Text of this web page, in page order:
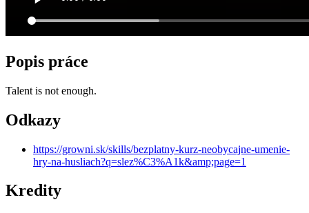
Popis práce
Talent is not enough.
Odkazy
https://growni.sk/skills/bezplatny-kurz-neobycajne-umenie-
hry-na-husliach?q=slez%C3%A1k&amp;page=1
Kredity